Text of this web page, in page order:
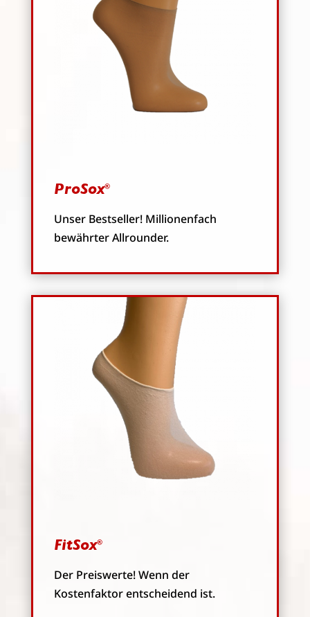
ProSox®
Unser Bestseller! Millionenfach
bewährter Allrounder.
FitSox®
Der Preiswerte! Wenn der
Kostenfaktor entscheidend ist.